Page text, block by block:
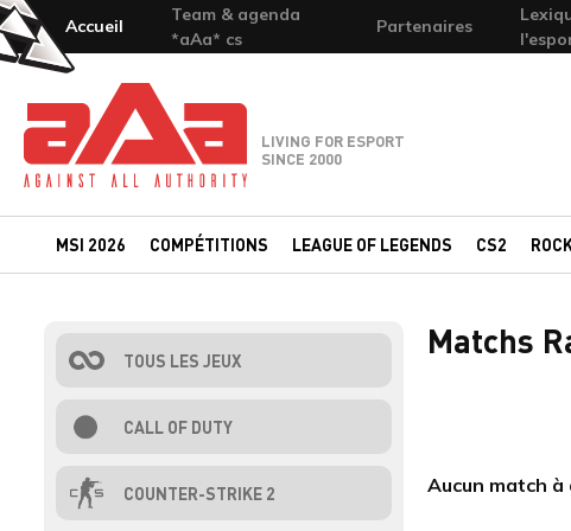
Accueil
Team & agenda
*aAa* cs
Partenaires
Team-aAa - against All authority
LIVING FOR ESPORT
SINCE 2000
MSI 2026 COMPÉTITIONS LEAGUE OF LEGENDS CS2
TOUS LES JEUX
CALL OF DUTY
COUNTER-STRIKE 2
Matchs
Aucun match